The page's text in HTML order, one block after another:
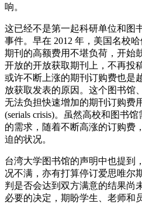
响。
这已经不是第一起科研单位和图
事件。早在 2012 年，美国名校
期刊的高额费用不堪负荷，开始
开放的开放获取期刊上，不再投
或许不断上涨的期刊订购费也是
放获取发表的原因。这个图书馆
无法负担快速增加的期刊订购费
(serials crisis)。虽然高校和图书
的需求，随着不断高涨的订购费
迫的状况。
台湾大学图书馆的声明中也提到
况不满，亦有打算停订爱思唯尔
判是否会达到双方满意的结果尚
必要的决定，期盼学生、老师和